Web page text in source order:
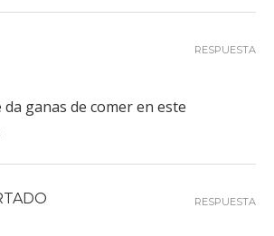
ganas de comer en este
RESPUESTA
RESPUESTA